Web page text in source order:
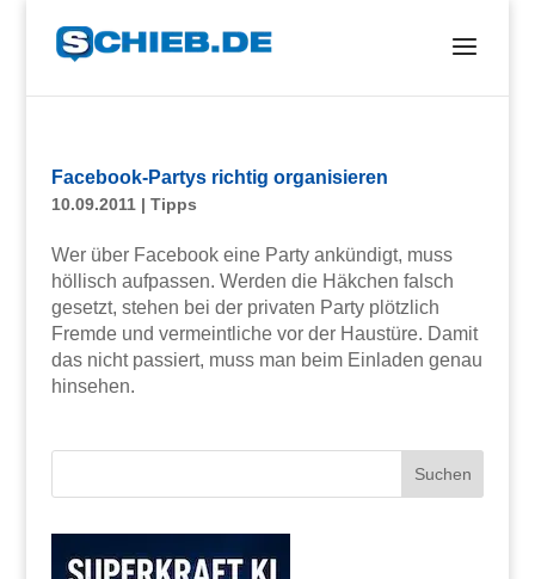
Facebook-Partys richtig organisieren
10.09.2011| Tipps
Wer über Facebook eine Party ankündigt, muss
höllisch aufpassen. Werden die Häkchen falsch
gesetzt, stehen bei der privaten Party plötzlich
Fremde und vermeintliche vor der Haustüre. Damit
das nicht passiert, muss man beim Einladen genau
hinsehen.